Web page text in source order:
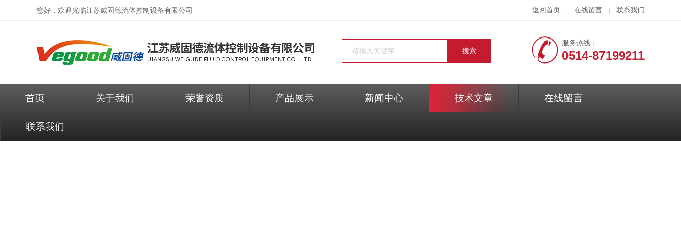
您好，欢迎光临江苏威固德流体控制设备有限公司 返回首页 在线留言 联系我们
服务热线：
0514-87199211
首页 关于我们 荣誉资质 产品展示 新闻中心 技术文章 在线留言
联系我们